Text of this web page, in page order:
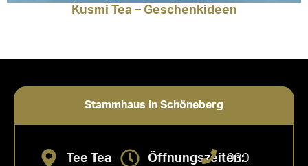
Kusmi Tea – Geschenkideen
Stammhaus in Schöneberg
Tee Tea
Öffnungszeiten:
030